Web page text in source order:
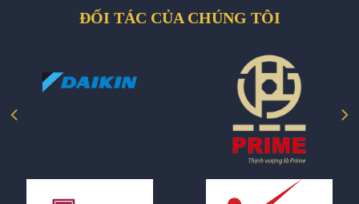
ĐỐI TÁC CỦA CHÚNG TÔI